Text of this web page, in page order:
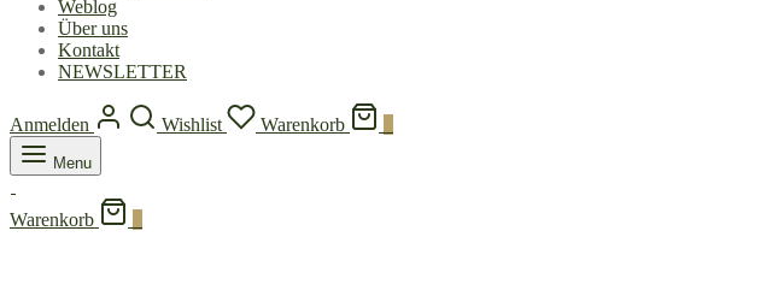
Weblog
Über uns
Kontakt
NEWSLETTER
Anmelden Wishlist Warenkorb
Menu
Warenkorb